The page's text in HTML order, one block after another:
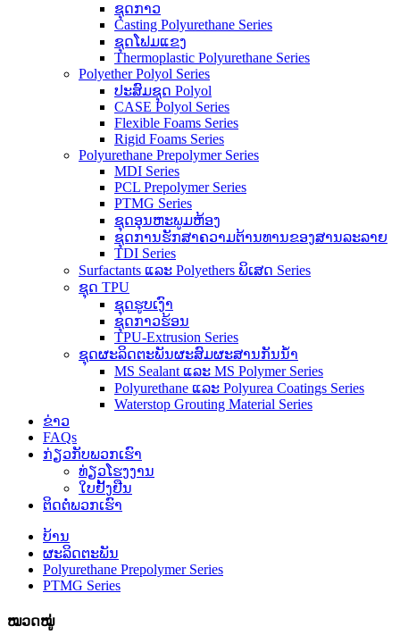
ຊຸດກາວ
Casting Polyurethane Series
ຊຸດໂຟມແຂງ
Thermoplastic Polyurethane Series
Polyether Polyol Series
ປະສົມຊຸດ Polyol
CASE Polyol Series
Flexible Foams Series
Rigid Foams Series
Polyurethane Prepolymer Series
MDI Series
PCL Prepolymer Series
PTMG Series
ຊຸດອຸນຫະພູມຫ້ອງ
ຊຸດການຮັກສາຄວາມຕ້ານທານຂອງສານລະລາຍ
TDI Series
Surfactants ແລະ Polyethers ພິເສດ Series
ຊຸດ TPU
ຊຸດຮູບເງົາ
ຊຸດກາວຮ້ອນ
TPU-Extrusion Series
ຊຸດຜະລິດຕະພັນຜະສົມຜະສານກັນນ້ຳ
MS Sealant ແລະ MS Polymer Series
Polyurethane ແລະ Polyurea Coatings Series
Waterstop Grouting Material Series
ຂ່າວ
FAQs
ກ່ຽວກັບພວກເຮົາ
ທ່ຽວໂຮງງານ
ໃບຢັ້ງຢືນ
ຕິດຕໍ່ພວກເຮົາ
ບ້ານ
ຜະລິດຕະພັນ
Polyurethane Prepolymer Series
PTMG Series
ໝວດໝູ່